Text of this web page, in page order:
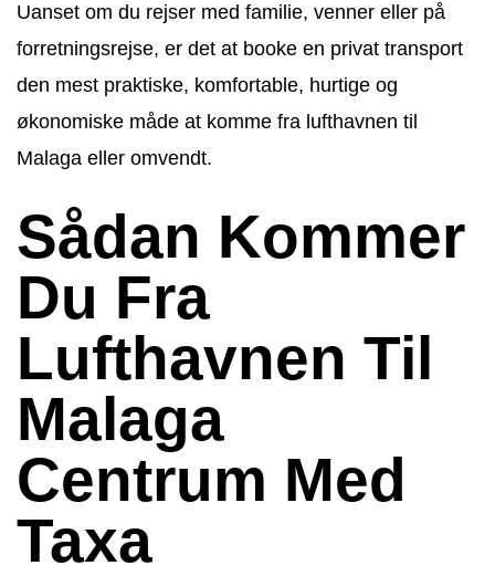
Uanset om du rejser med familie, venner eller på
forretningsrejse, er det at booke en privat transport
den mest praktiske, komfortable, hurtige og
økonomiske måde at komme fra lufthavnen til
Malaga eller omvendt.
Sådan Kommer
Du Fra
Lufthavnen Til
Malaga
Centrum Med
Taxa